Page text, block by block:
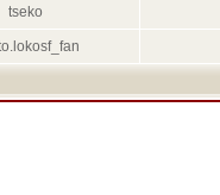
tseko